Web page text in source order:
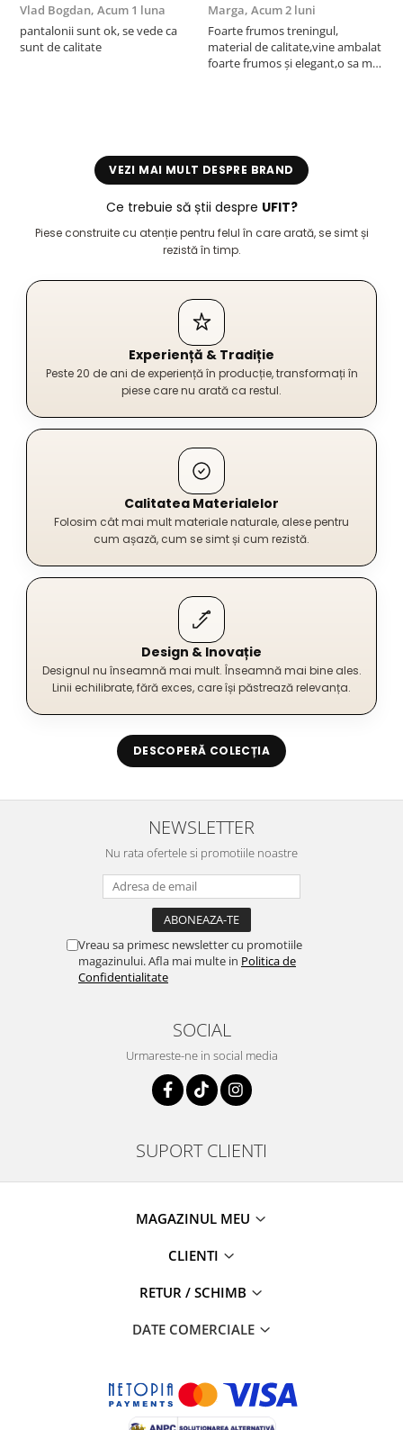
Vlad Bogdan, Acum 1 luna
pantalonii sunt ok, se vede ca
sunt de calitate
Marga, Acum 2 luni
Foarte frumos treningul,
material de calitate,vine ambalat
foarte frumos și elegant,o sa mai
VEZI MAI MULT DESPRE BRAND
Ce trebuie să știi despre UFIT?
Piese construite cu atenție pentru felul în care arată, se simt și
rezistă în timp.
Experiență & Tradiție
Peste 20 de ani de experiență în producție, transformați în
piese care nu arată ca restul.
Calitatea Materialelor
Folosim cât mai mult materiale naturale, alese pentru
cum așază, cum se simt și cum rezistă.
Design & Inovație
Designul nu înseamnă mai mult. Înseamnă mai bine ales.
Linii echilibrate, fără exces, care își păstrează relevanța.
DESCOPERĂ COLECȚIA
NEWSLETTER
Nu rata ofertele si promotiile noastre
Vreau sa primesc newsletter cu promotiile
magazinului. Afla mai multe in Politica de
Confidentialitate
SOCIAL
Urmareste-ne in social media
SUPORT CLIENTI
MAGAZINUL MEU
CLIENTI
RETUR / SCHIMB
DATE COMERCIALE